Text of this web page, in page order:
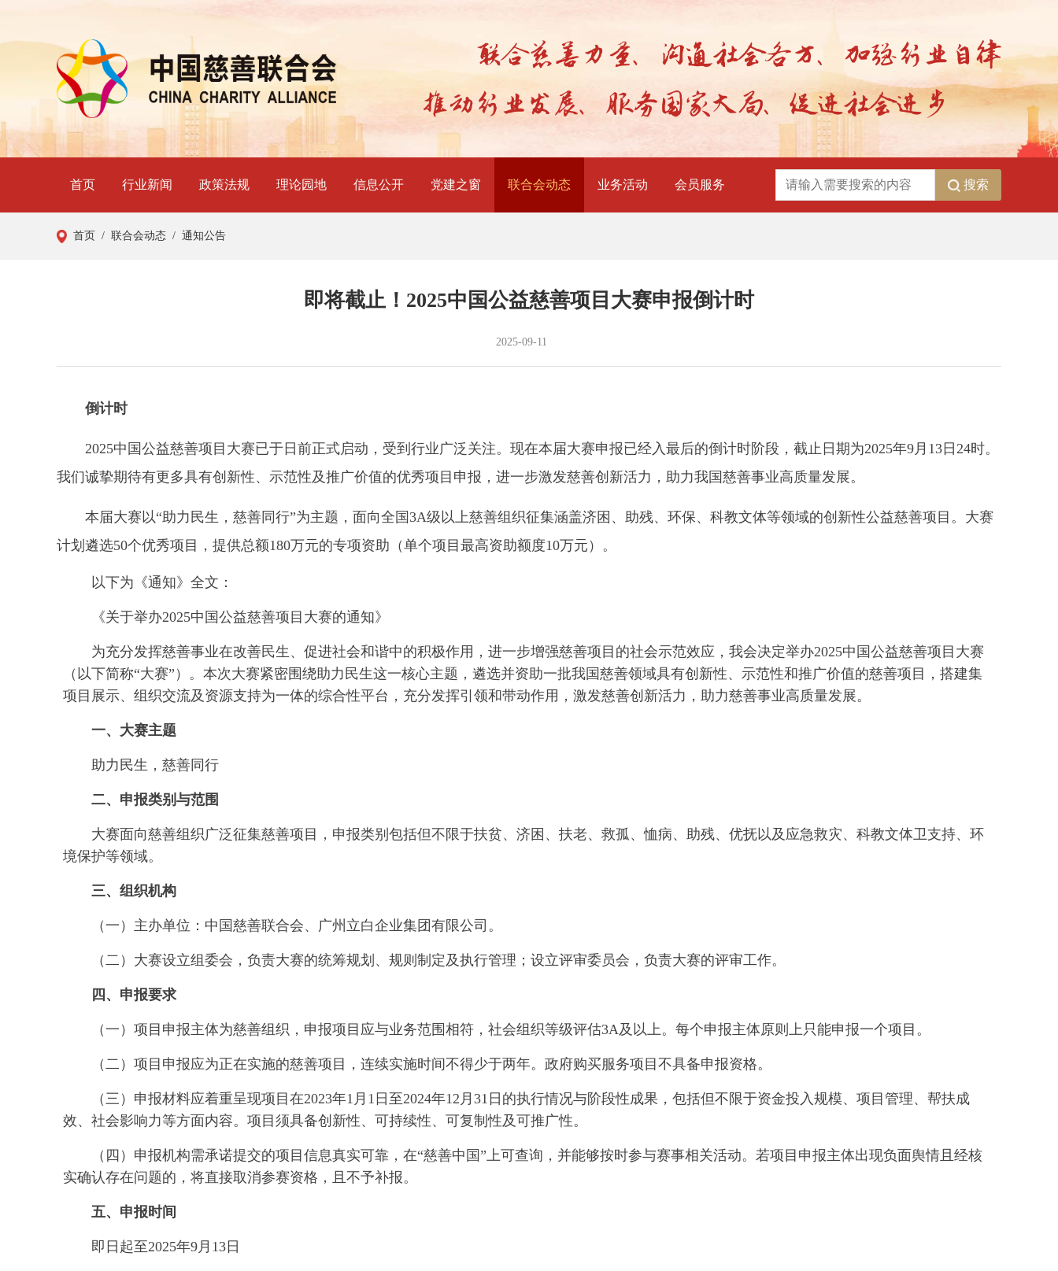
首页 行业新闻 政策法规 理论园地 信息公开 党建之窗 联合会动态 业务活动 会员服务 搜索
首页 / 联合会动态 / 通知公告
即将截止！2025中国公益慈善项目大赛申报倒计时
2025-09-11
倒计时
2025中国公益慈善项目大赛已于日前正式启动，受到行业广泛关注。现在本届大赛申报已经入最后的倒计时阶段，截止日期为2025年9月13日24时。
我们诚挚期待有更多具有创新性、示范性及推广价值的优秀项目申报，进一步激发慈善创新活力，助力我国慈善事业高质量发展。
本届大赛以“助力民生，慈善同行”为主题，面向全国3A级以上慈善组织征集涵盖济困、助残、环保、科教文体等领域的创新性公益慈善项目。大赛
计划遴选50个优秀项目，提供总额180万元的专项资助（单个项目最高资助额度10万元）。
以下为《通知》全文：
《关于举办2025中国公益慈善项目大赛的通知》
为充分发挥慈善事业在改善民生、促进社会和谐中的积极作用，进一步增强慈善项目的社会示范效应，我会决定举办2025中国公益慈善项目大赛
（以下简称“大赛”）。本次大赛紧密围绕助力民生这一核心主题，遴选并资助一批我国慈善领域具有创新性、示范性和推广价值的慈善项目，搭建集
项目展示、组织交流及资源支持为一体的综合性平台，充分发挥引领和带动作用，激发慈善创新活力，助力慈善事业高质量发展。
一、大赛主题
助力民生，慈善同行
二、申报类别与范围
大赛面向慈善组织广泛征集慈善项目，申报类别包括但不限于扶贫、济困、扶老、救孤、恤病、助残、优抚以及应急救灾、科教文体卫支持、环
境保护等领域。
三、组织机构
（一）主办单位：中国慈善联合会、广州立白企业集团有限公司。
（二）大赛设立组委会，负责大赛的统筹规划、规则制定及执行管理；设立评审委员会，负责大赛的评审工作。
四、申报要求
（一）项目申报主体为慈善组织，申报项目应与业务范围相符，社会组织等级评估3A及以上。每个申报主体原则上只能申报一个项目。
（二）项目申报应为正在实施的慈善项目，连续实施时间不得少于两年。政府购买服务项目不具备申报资格。
（三）申报材料应着重呈现项目在2023年1月1日至2024年12月31日的执行情况与阶段性成果，包括但不限于资金投入规模、项目管理、帮扶成
效、社会影响力等方面内容。项目须具备创新性、可持续性、可复制性及可推广性。
（四）申报机构需承诺提交的项目信息真实可靠，在“慈善中国”上可查询，并能够按时参与赛事相关活动。若项目申报主体出现负面舆情且经核
实确认存在问题的，将直接取消参赛资格，且不予补报。
五、申报时间
即日起至2025年9月13日